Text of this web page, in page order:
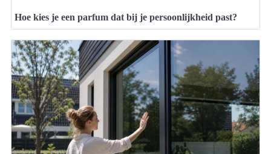
Hoe kies je een parfum dat bij je persoonlijkheid past?